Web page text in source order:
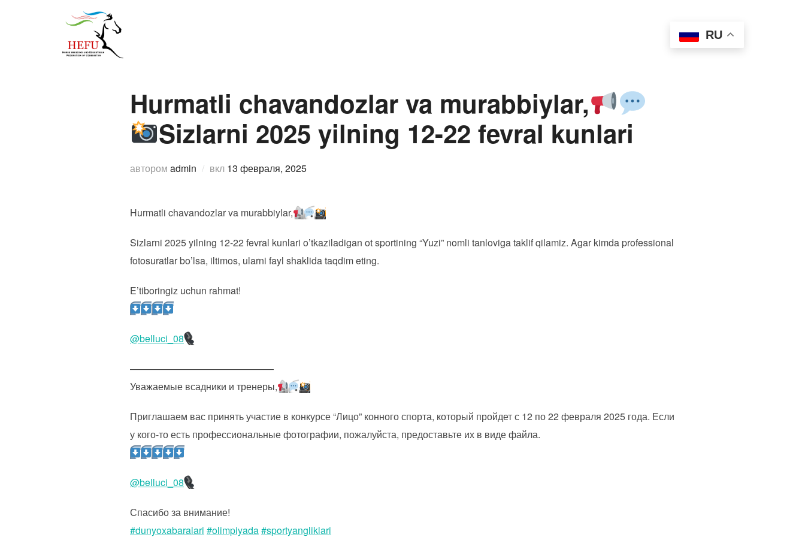
RU
Hurmatli chavandozlar va murabbiylar,
Sizlarni 2025 yilning 12-22 fevral kunlari
автором admin вкл Опубликовано
13 февраля, 2025
Hurmatli chavandozlar va murabbiylar,
Sizlarni 2025 yilning 12-22 fevral kunlari o’tkaziladigan ot sportining “Yuzi” nomli tanloviga taklif qilamiz. Agar kimda professional
fotosuratlar bo’lsa, iltimos, ularni fayl shaklida taqdim eting.
E’tiboringiz uchun rahmat!
@belluci_08
———————————————
Уважаемые всадники и тренеры,
Приглашаем вас принять участие в конкурсе “Лицо” конного спорта, который пройдет с 12 по 22 февраля 2025 года. Если
у кого-то есть профессиональные фотографии, пожалуйста, предоставьте их в виде файла.
@belluci_08
Спасибо за внимание!
#dunyoxabaralari #olimpiyada#sportyangliklari